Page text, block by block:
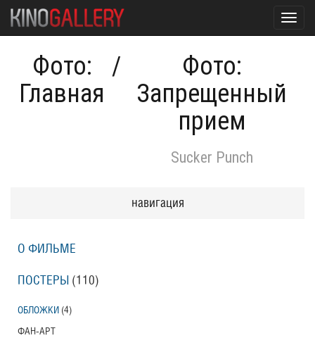
Фото:
Главная
/
Фото:
Запрещенный
прием
Sucker Punch
навигация
О ФИЛЬМЕ
ПОСТЕРЫ (110)
ОБЛОЖКИ (4)
ФАН-АРТ